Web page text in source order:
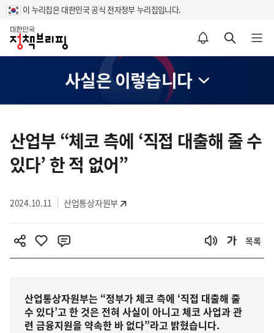
이 누리집은 대한민국 공식 전자정부 누리집입니다.
홈
알림설정 바로가기 검색 바로가기 메뉴 열기
사실은 이렇습니다
츠
영
산업부 “체코 측에 ‘직접 대출해 줄 수
있다’ 한 적 없어”
2024.10.11 산업통상자원부
목록
산업통상자원부는 “정부가 체코 측에 ‘직접 대출해 줄
수 있다’고 한 것은 전혀 사실이 아니고 체코 사업과 관
련 금융지원을 약속한 바 없다”라고 밝혔습니다.